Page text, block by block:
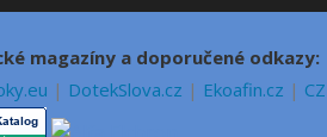
magazíny a doporučené odkazy:
| DotekSlova.cz | Ekoafin.cz |